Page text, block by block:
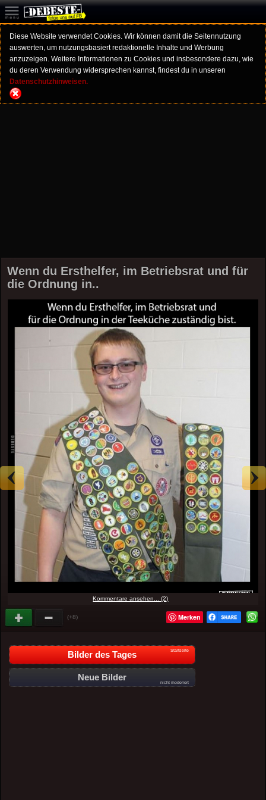
Diese Website verwendet Cookies. Wir können damit die Seitennutzung
auswerten, um nutzungsbasiert redaktionelle Inhalte und Werbung
anzuzeigen. Weitere Informationen zu Cookies und insbesondere dazu, wie
du deren Verwendung widersprechen kannst, findest du in unseren
Datenschutzhinweisen.
Wenn du Ersthelfer, im Betriebsrat und für
die Ordnung in..
Kommentare ansehen... (2)
(+8) Merken
Bilder des Tages Startseite
Neue Bilder
nicht moderiert